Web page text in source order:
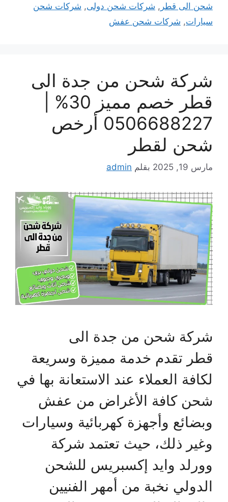
شحن الى قطر , شركات شحن دولى, شركات شحن
سيارات, شركات شحن عفش
شركة شحن من جدة الى
قطر خصم مميز 30% |
0506688227 أرخص
شحن لقطر
مارس 19, 2025 بقلم admin
شركة شحن من جدة الى
قطر تقدم خدمة مميزة وسريعة
لكافة العملاء عند الاستعانة بها في
شحن كافة الأغراض من عفش
وبضائع وأجهزة كهربائية وسيارات
وغير ذلك، حيث تعتمد شركة
وورلد وايد إكسبريس للشحن
الدولي نخبة من أمهر الفنيين